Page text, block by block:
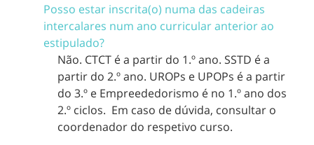
Posso estar inscrita(o) numa das cadeiras
intercalares num ano curricular anterior ao
estipulado?
Não. CTCT é a partir do 1.º ano. SSTD é a
partir do 2.º ano. UROPs e UPOPs é a partir
do 3.º e Empreededorismo é no 1.º ano dos
2.º ciclos. Em caso de dúvida, consultar o
coordenador do respetivo curso.